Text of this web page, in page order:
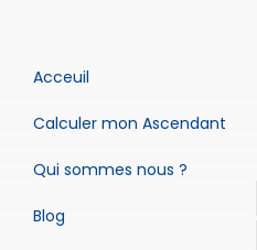
Acceuil
Calculer mon Ascendant
Qui sommes nous ?
Blog